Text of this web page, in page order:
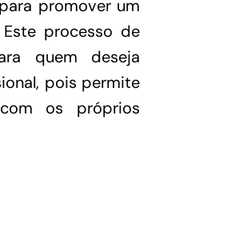
promover um
processo de
quem deseja
pois permite
os próprios